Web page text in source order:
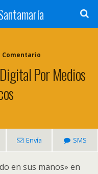
Comentario
Por Medios
Envía SMS
en sus manos» en